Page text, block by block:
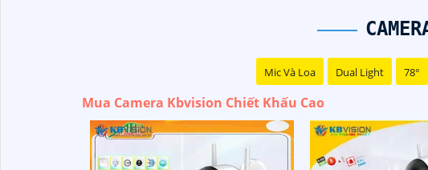
Hy vọng những câu giới thiệu trên sẽ giúp bạn thành
Mic Và Loa Dual Light 78°
Mua Camera Kbvision Chiết Khấu Cao